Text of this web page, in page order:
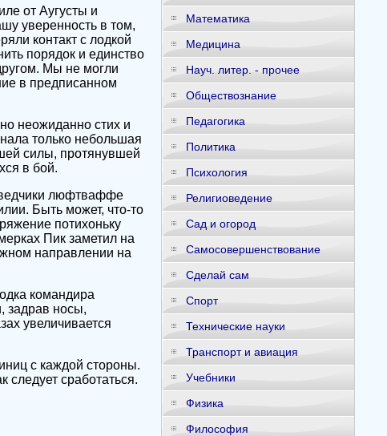
от Аугусты и
уверенность в том,
контакт с лодкой
порядок и единство
Мы не могли
в предписанном
неожиданно стих и
только небольшая
силы, протянувшей
в бой.
люфтваффе
Быть может, что-то
потихоньку
Пик заметил на
направлении на
командира
задрав носы,
увеличивается
с каждой стороны.
следует сработаться.
Математика
Медицина
Науч. литер. - прочее
Обществознание
Педагогика
Политика
Психология
Религиоведение
Сад и огород
Самосовершенствование
Сделай сам
Спорт
Технические науки
Транспорт и авиация
Учебники
Физика
Философия